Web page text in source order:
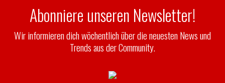
Abonniere unseren Newsletter!
Wir informieren dich wöchentlich über die neuesten News und
Trends aus der Community.